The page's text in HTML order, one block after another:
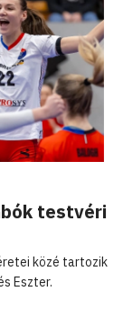
testvéri
közé tartozik
Eszter.